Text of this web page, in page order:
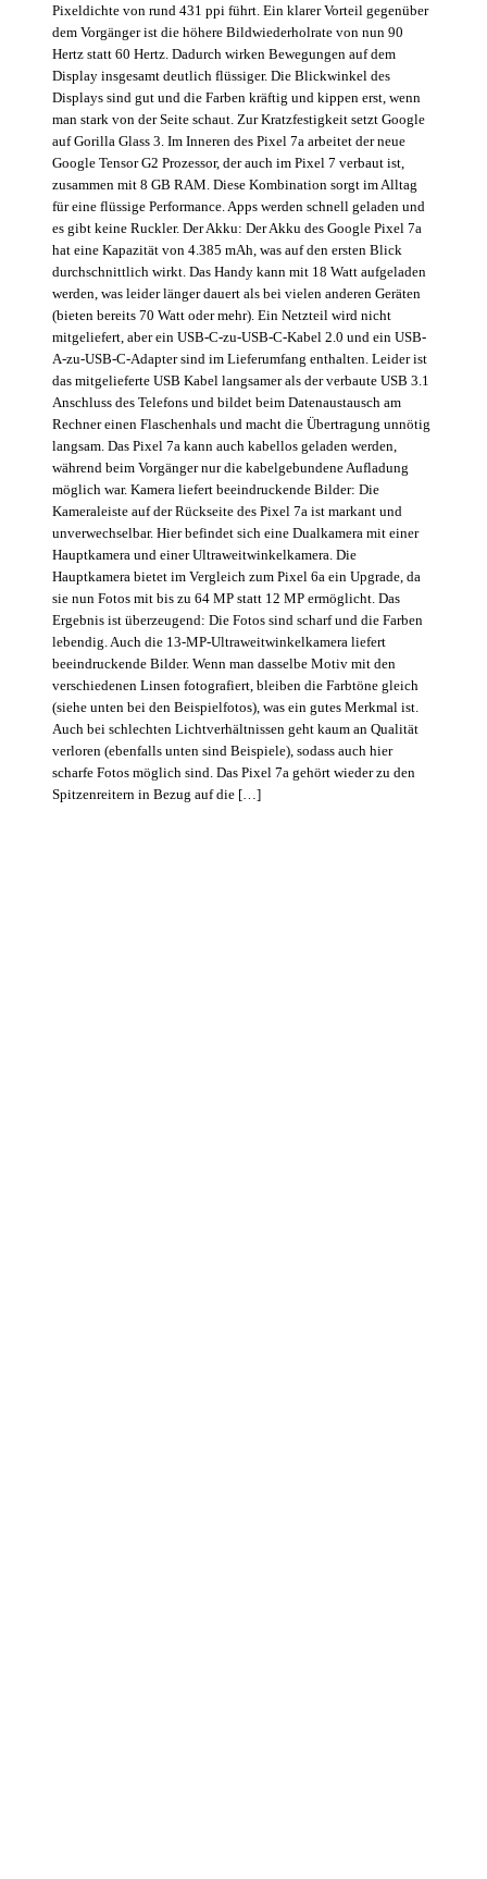
Pixeldichte von rund 431 ppi führt. Ein klarer Vorteil gegenüber
dem Vorgänger ist die höhere Bildwiederholrate von nun 90
Hertz statt 60 Hertz. Dadurch wirken Bewegungen auf dem
Display insgesamt deutlich flüssiger. Die Blickwinkel des
Displays sind gut und die Farben kräftig und kippen erst, wenn
man stark von der Seite schaut. Zur Kratzfestigkeit setzt Google
auf Gorilla Glass 3. Im Inneren des Pixel 7a arbeitet der neue
Google Tensor G2 Prozessor, der auch im Pixel 7 verbaut ist,
zusammen mit 8 GB RAM. Diese Kombination sorgt im Alltag
für eine flüssige Performance. Apps werden schnell geladen und
es gibt keine Ruckler. Der Akku: Der Akku des Google Pixel 7a
hat eine Kapazität von 4.385 mAh, was auf den ersten Blick
durchschnittlich wirkt. Das Handy kann mit 18 Watt aufgeladen
werden, was leider länger dauert als bei vielen anderen Geräten
(bieten bereits 70 Watt oder mehr). Ein Netzteil wird nicht
mitgeliefert, aber ein USB-C-zu-USB-C-Kabel 2.0 und ein USB-
A-zu-USB-C-Adapter sind im Lieferumfang enthalten. Leider ist
das mitgelieferte USB Kabel langsamer als der verbaute USB 3.1
Anschluss des Telefons und bildet beim Datenaustausch am
Rechner einen Flaschenhals und macht die Übertragung unnötig
langsam. Das Pixel 7a kann auch kabellos geladen werden,
während beim Vorgänger nur die kabelgebundene Aufladung
möglich war. Kamera liefert beeindruckende Bilder: Die
Kameraleiste auf der Rückseite des Pixel 7a ist markant und
unverwechselbar. Hier befindet sich eine Dualkamera mit einer
Hauptkamera und einer Ultraweitwinkelkamera. Die
Hauptkamera bietet im Vergleich zum Pixel 6a ein Upgrade, da
sie nun Fotos mit bis zu 64 MP statt 12 MP ermöglicht. Das
Ergebnis ist überzeugend: Die Fotos sind scharf und die Farben
lebendig. Auch die 13-MP-Ultraweitwinkelkamera liefert
beeindruckende Bilder. Wenn man dasselbe Motiv mit den
verschiedenen Linsen fotografiert, bleiben die Farbtöne gleich
(siehe unten bei den Beispielfotos), was ein gutes Merkmal ist.
Auch bei schlechten Lichtverhältnissen geht kaum an Qualität
verloren (ebenfalls unten sind Beispiele), sodass auch hier
scharfe Fotos möglich sind. Das Pixel 7a gehört wieder zu den
Spitzenreitern in Bezug auf die […]